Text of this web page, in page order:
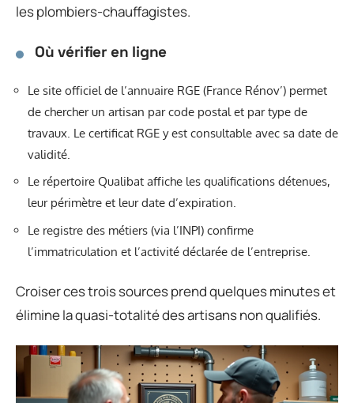
les plombiers-chauffagistes.
Où vérifier en ligne
Le site officiel de l’annuaire RGE (France Rénov’) permet
de chercher un artisan par code postal et par type de
travaux. Le certificat RGE y est consultable avec sa date de
validité.
Le répertoire Qualibat affiche les qualifications détenues,
leur périmètre et leur date d’expiration.
Le registre des métiers (via l’INPI) confirme
l’immatriculation et l’activité déclarée de l’entreprise.
Croiser ces trois sources prend quelques minutes et
élimine la quasi-totalité des artisans non qualifiés.